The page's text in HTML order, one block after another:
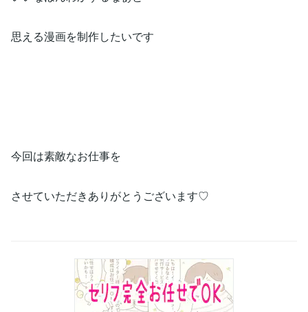
思える漫画を制作したいです
今回は素敵なお仕事を
させていただきありがとうございます♡